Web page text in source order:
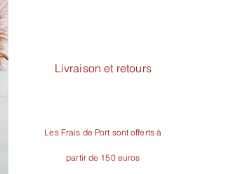
Livraison et retours
Les Frais de Port sont offerts à
partir de 150 euros